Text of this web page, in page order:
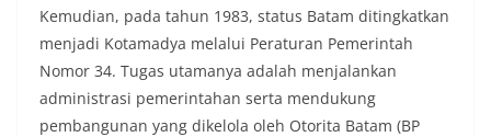
Kemudian, pada tahun 1983, status Batam ditingkatkan
menjadi Kotamadya melalui Peraturan Pemerintah
Nomor 34. Tugas utamanya adalah menjalankan
administrasi pemerintahan serta mendukung
pembangunan yang dikelola oleh Otorita Batam (BP